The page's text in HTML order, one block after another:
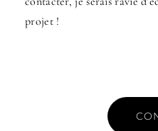
projet !